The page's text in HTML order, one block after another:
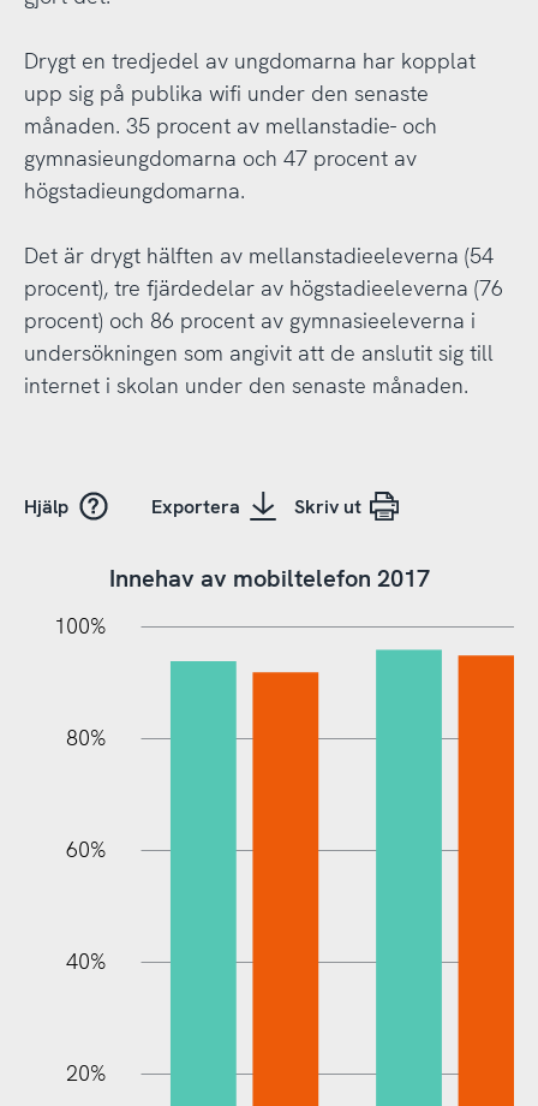
Drygt en tredjedel av ungdomarna har kopplat
upp sig på publika wifi under den senaste
månaden. 35 procent av mellanstadie- och
gymnasieungdomarna och 47 procent av
högstadieungdomarna.
Det är drygt hälften av mellanstadieeleverna (54
procent), tre fjärdedelar av högstadieeleverna (76
procent) och 86 procent av gymnasieeleverna i
undersökningen som angivit att de anslutit sig till
internet i skolan under den senaste månaden.
Hjälp Exportera Skriv ut
Innehav av mobiltelefon 2017
100%
80%
60%
40%
20%